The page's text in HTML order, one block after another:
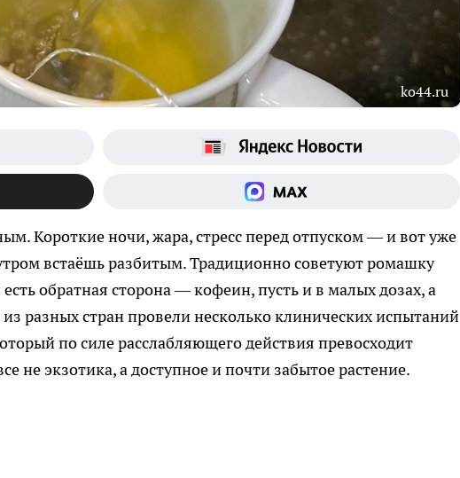
ko44.ru
Короткие ночи, жара, стресс перед отпуском — и вот уже
встаёшь разбитым. Традиционно советуют ромашку
обратная сторона — кофеин, пусть и в малых дозах, а
разных стран провели несколько клинических испытаний
по силе расслабляющего действия превосходит
не экзотика, а доступное и почти забытое растение.